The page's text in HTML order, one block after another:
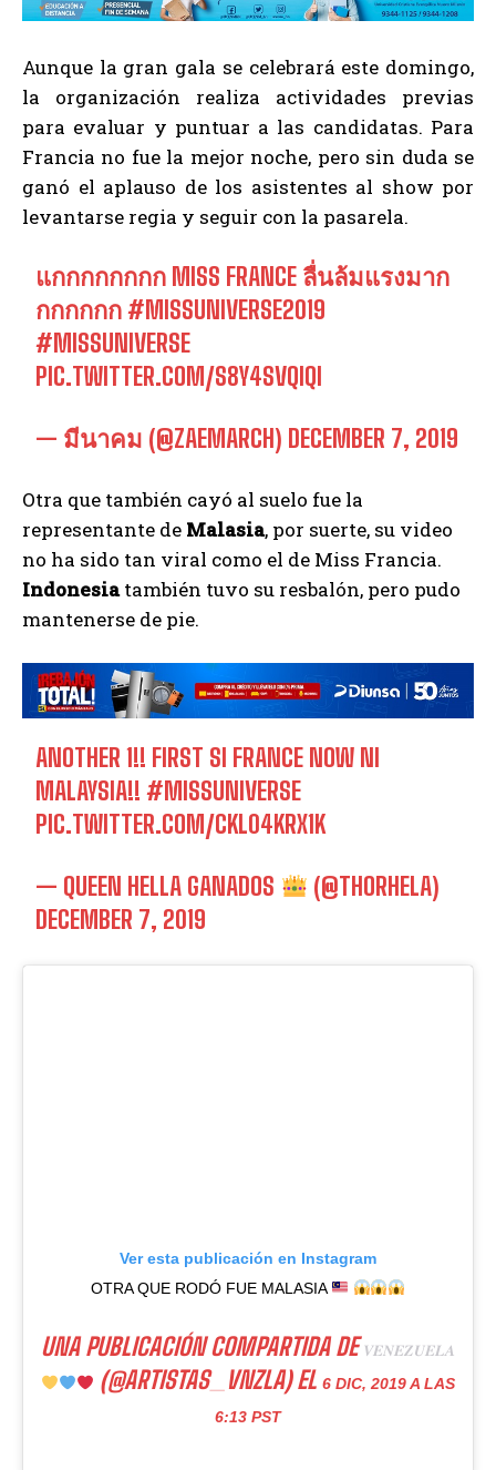
Aunque la gran gala se celebrará este domingo,
la organización realiza actividades previas
para evaluar y puntuar a las candidatas. Para
Francia no fue la mejor noche, pero sin duda se
ganó el aplauso de los asistentes al show por
levantarse regia y seguir con la pasarela.
แกกกกกกกก MISS FRANCE ลื่นล้มแรงมาก
กกกกกก#MISSUNIVERSE2019
#MISSUNIVERSE
PIC.TWITTER.COM/S8Y4SVQIQI
— มีนาคม (@ZAEMARCH) DECEMBER 7, 2019
Otra que también cayó al suelo fue la
representante de Malasia, por suerte, su video
no ha sido tan viral como el de Miss Francia.
Indonesiatambién tuvo su resbalón, pero pudo
mantenerse de pie.
ANOTHER 1!! FIRST SI FRANCE NOW NI
MALAYSIA!!#MISSUNIVERSE
PIC.TWITTER.COM/CKL04KRX1K
— QUEEN HELLA GANADOS
(@THORHELA)
DECEMBER 7, 2019
Ver esta publicación en Instagram
OTRA QUE RODÓ FUE MALASIA
UNA PUBLICACIÓN COMPARTIDA DE𝑽𝑬𝑵𝑬𝒁𝑼𝑬𝑳𝑨
(@ARTISTAS_VNZLA) EL 6 DIC, 2019 A LAS
6:13 PST